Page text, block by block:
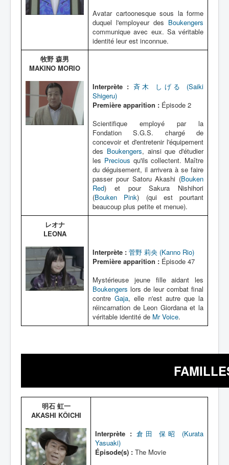
Avatar cartoonesque sous la forme
duquel l'employeur des Boukengers
communique avec eux. Sa véritable
identité leur est inconnue.
牧野 森男
MAKINO MORIO
Interprète : 斉木 しげる (Saiki
Shigeru)
Première apparition : Épisode 2
Scientifique employé par la
Fondation S.G.S. chargé de
concevoir et d'entretenir l'équipement
des Boukengers, ainsi que d'étudier
les Precious qu'ils collectent. Maître
du déguisement, il arrivera à se faire
passer pour Satoru Akashi (Bouken
Red) et pour Sakura Nishihori
(Bouken Pink) (qui est pourtant
beaucoup plus petite et menue).
レオナ
LEONA
Interprète : 菅野 莉央 (Kanno Rio)
Première apparition : Épisode 47
Mystérieuse jeune fille aidant les
Boukengers lors de leur combat final
contreGaja, elle n'est autre que la
réincarnation de Leon Giordana et la
véritable identité de Mr Voice.
明石 虹一
AKASHI KÔICHI
Interprète : 倉田 保昭 (Kurata
Yasuaki)
Épisode(s) : The Movie